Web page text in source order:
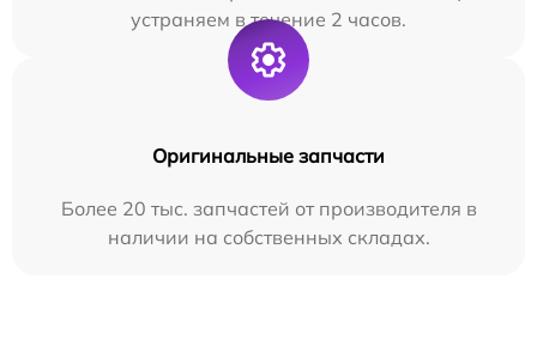
устраняем в течение 2 часов.
Оригинальные запчасти
Более 20 тыс. запчастей от производителя в
наличии на собственных складах.